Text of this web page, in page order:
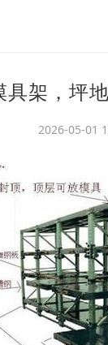
具架，坪
2026-05-01